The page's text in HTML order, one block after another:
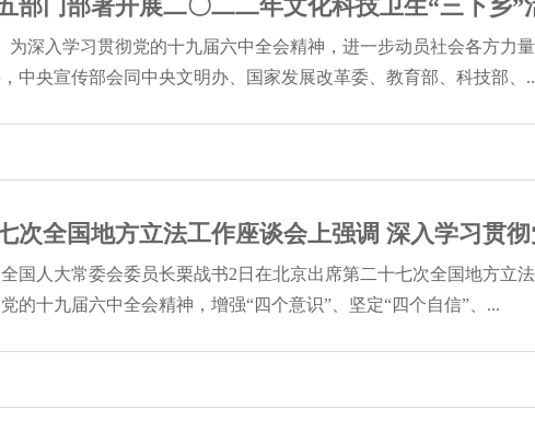
部门部署开展二〇二二年文化科技卫生“三下乡”
深入学习贯彻党的十九届六中全会精神，进一步动员社会各方力
中央宣传部会同中央文明办、国家发展改革委、教育部、科技部、
次全国地方立法工作座谈会上强调 深入学习贯
国人大常委会委员长栗战书2日在北京出席第二十七次全国地方立
的十九届六中全会精神，增强“四个意识”、坚定“四个自信”、...